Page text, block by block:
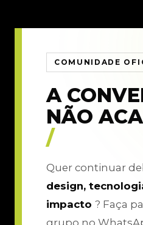
COMUNIDADE
A
NÃO
/
Quer continuar
design,
impacto ? Faça